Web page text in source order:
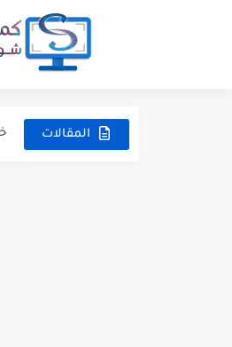
المقالات